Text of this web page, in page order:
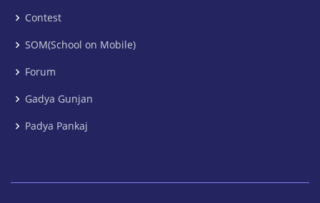
Contest
SOM(School on Mobile)
Forum
Gadya Gunjan
Padya Pankaj